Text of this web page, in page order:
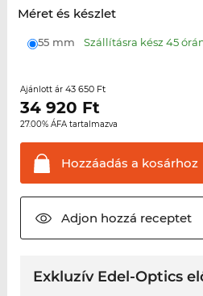
Méret és készlet
55 mm Szállításra kész 45
Ajánlott ár 43 650 Ft
34 920 Ft
27.00% ÁFA tartalmazva
Hozzáadás a kosárhoz
Adjon hozzá receptet
Exkluzív Edel-Optics